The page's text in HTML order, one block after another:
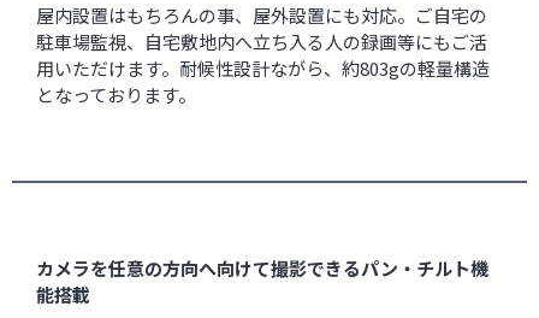
屋内設置はもちろんの事、屋外設置にも対応。ご自宅の
駐車場監視、自宅敷地内へ立ち入る人の録画等にもご活
用いただけます。耐候性設計ながら、約803gの軽量構造
となっております。
カメラを任意の方向へ向けて撮影できるパン・チルト機
能搭載